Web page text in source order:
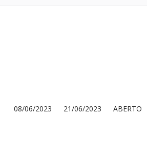
08/06/2023 21/06/2023 ABERTO